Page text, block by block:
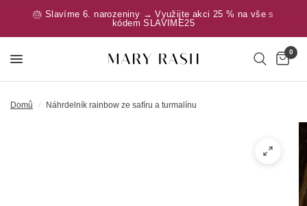
🎂 Slavíme 6. narozeniny → Využijte akci 25 % na vše s
kódem SLAVIME25
0
Domů / Náhrdelník rainbow ze safíru a turmalínu